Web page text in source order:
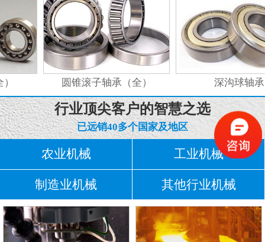
圆锥滚子轴承（全） 深沟球轴承
行业顶尖客户的智慧之选
已远销40多个国家及地区
农业机械 工业机械
制造业机械 其他行业机械